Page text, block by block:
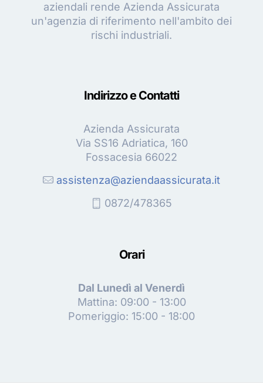
aziendali rende Azienda Assicurata
un'agenzia di riferimento nell'ambito dei
rischi industriali.
Indirizzo e Contatti
Azienda Assicurata
Via SS16 Adriatica, 160
Fossacesia 66022
assistenza@aziendaassicurata.it
0872/478365
Orari
Dal Lunedì al Venerdì
Mattina: 09:00 - 13:00
Pomeriggio: 15:00 - 18:00